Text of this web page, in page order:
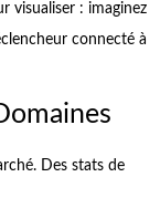
visualiser : imaginez
connecté à
Des stats de